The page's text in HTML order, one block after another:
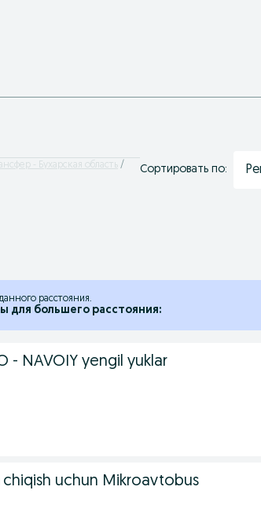
- Бухарская область
Сортировать по:
расстояния.
для большего расстояния:
- NAVOIY yengil yuklar
chiqish uchun Mikroavtobus